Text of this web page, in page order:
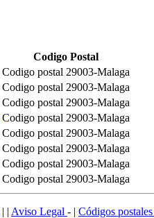
Codigo Postal
Codigo postal 29003-Malaga
Codigo postal 29003-Malaga
Codigo postal 29003-Malaga
Codigo postal 29003-Malaga
Codigo postal 29003-Malaga
Codigo postal 29003-Malaga
Codigo postal 29003-Malaga
Codigo postal 29003-Malaga
| | Aviso Legal - | Códigos